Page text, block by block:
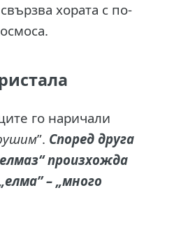
хората с по-
го наричали
”. Според друга
произхожда
– „много